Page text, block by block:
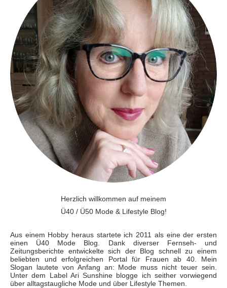
Herzlich willkommen auf meinem
Ü40 / Ü50 Mode & Lifestyle Blog!
Aus einem Hobby heraus startete ich 2011 als eine der ersten
einen Ü40 Mode Blog. Dank diverser Fernseh- und
Zeitungsberichte entwickelte sich der Blog schnell zu einem
beliebten und erfolgreichen Portal für Frauen ab 40. Mein
Slogan lautete von Anfang an: Mode muss nicht teuer sein.
Unter dem Label Ari Sunshine blogge ich seither vorwiegend
über alltagstaugliche Mode und über Lifestyle Themen.